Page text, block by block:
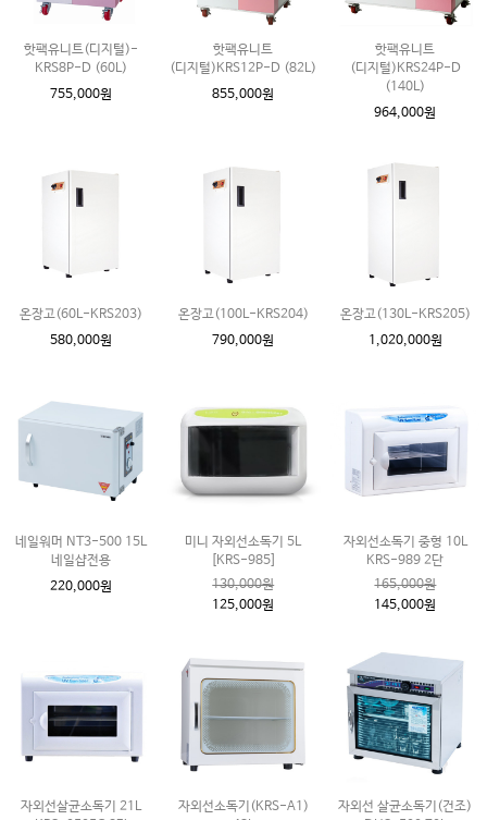
핫팩유니트(디지털)-
KRS8P-D (60L)
755,000원
핫팩유니트
(디지털)KRS12P-D (82L)
855,000원
핫팩유니트
(디지털)KRS24P-D
(140L)
964,000원
온장고(60L-KRS203)
580,000원
온장고(100L-KRS204)
790,000원
온장고(130L-KRS205)
1,020,000원
네일워머 NT3-500 15L
네일샵전용
220,000원
미니 자외선소독기 5L
[KRS-985]
130,000원
125,000원
자외선소독기 중형 10L
KRS-989 2단
165,000원
145,000원
자외선살균소독기 21L
자외선소독기(KRS-A1)
자외선 살균소독기(건조)